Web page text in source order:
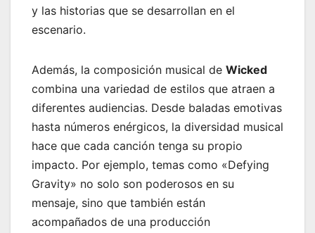
y las historias que se desarrollan en el
escenario.
Además, la composición musical de Wicked
combina una variedad de estilos que atraen a
diferentes audiencias. Desde baladas emotivas
hasta números enérgicos, la diversidad musical
hace que cada canción tenga su propio
impacto. Por ejemplo, temas como «Defying
Gravity» no solo son poderosos en su
mensaje, sino que también están
acompañados de una producción